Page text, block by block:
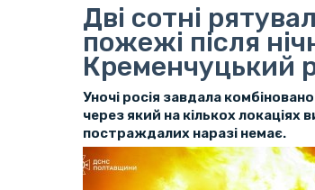
Дві сотні
пожежі після
Кременчуцький
Уночі росія завдала
через який на кількох локаціях
постраждалих наразі немає.